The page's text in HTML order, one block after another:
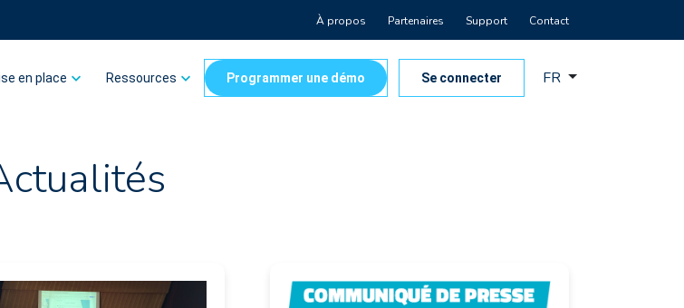
À propos Partenaires Support Contact
en place Ressources Programmer une démo Se connecter FR